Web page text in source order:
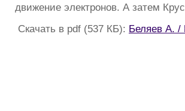
движение электронов. А затем
Скачать в pdf (537 КБ): Беляев А. /